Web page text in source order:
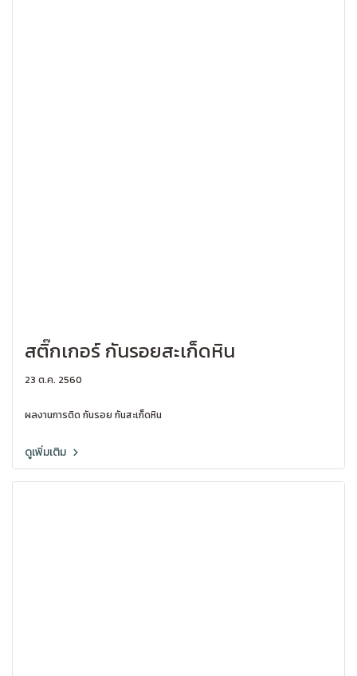
สติ๊กเกอร์ กันรอยสะเก็ดหิน
23 ต.ค. 2560
ผลงานการติด กันรอย กันสะเก็ดหิน
ดูเพิ่มเติม